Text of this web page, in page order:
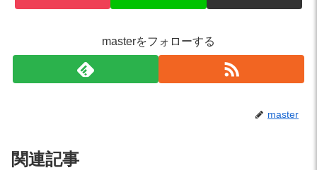
masterをフォローする
master
関連記事